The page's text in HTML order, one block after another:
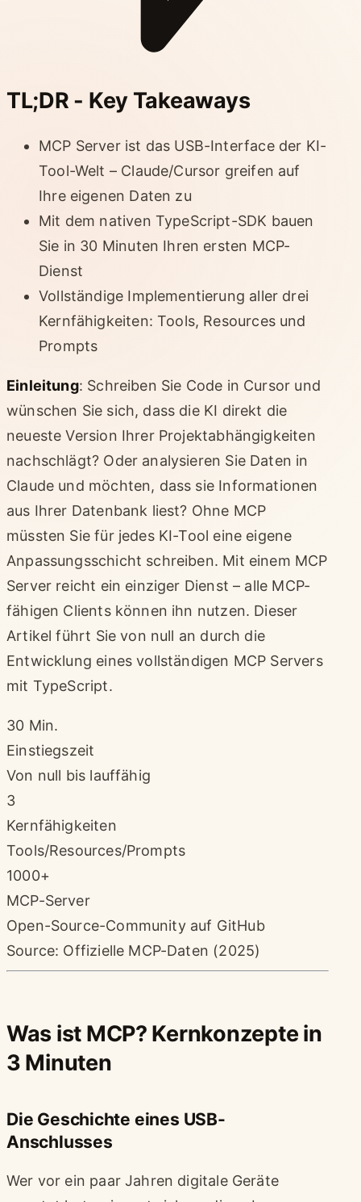
TL;DR - Key Takeaways
MCP Server ist das USB-Interface der KI-
Tool-Welt – Claude/Cursor greifen auf
Ihre eigenen Daten zu
Mit dem nativen TypeScript-SDK bauen
Sie in 30 Minuten Ihren ersten MCP-
Dienst
Vollständige Implementierung aller drei
Kernfähigkeiten: Tools, Resources und
Prompts
Einleitung: Schreiben Sie Code in Cursor und
wünschen Sie sich, dass die KI direkt die
neueste Version Ihrer Projektabhängigkeiten
nachschlägt? Oder analysieren Sie Daten in
Claude und möchten, dass sie Informationen
aus Ihrer Datenbank liest? Ohne MCP
müssten Sie für jedes KI-Tool eine eigene
Anpassungsschicht schreiben. Mit einem MCP
Server reicht ein einziger Dienst – alle MCP-
fähigen Clients können ihn nutzen. Dieser
Artikel führt Sie von null an durch die
Entwicklung eines vollständigen MCP Servers
mit TypeScript.
30 Min.
Einstiegszeit
Von null bis lauffähig
3
Kernfähigkeiten
Tools/Resources/Prompts
1000+
MCP-Server
Open-Source-Community auf GitHub
Source: Offizielle MCP-Daten (2025)
Was ist MCP? Kernkonzepte in
3 Minuten
Die Geschichte eines USB-
Anschlusses
Wer vor ein paar Jahren digitale Geräte